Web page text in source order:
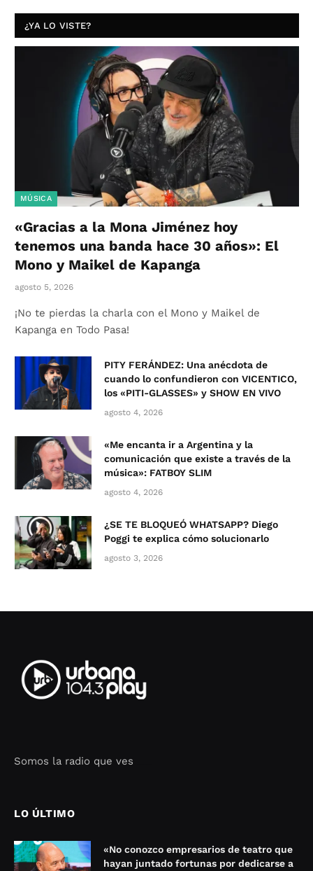
¿YA LO VISTE?
MÚSICA
«Gracias a la Mona Jiménez hoy
tenemos una banda hace 30 años»: El
Mono y Maikel de Kapanga
agosto 5, 2026
¡No te pierdas la charla con el Mono y Maikel de
Kapanga en Todo Pasa!
PITY FERÁNDEZ: Una anécdota de
cuando lo confundieron con VICENTICO,
los «PITI-GLASSES» y SHOW EN VIVO
agosto 4, 2026
«Me encanta ir a Argentina y la
comunicación que existe a través de la
música»: FATBOY SLIM
agosto 4, 2026
¿SE TE BLOQUEÓ WHATSAPP? Diego
Poggi te explica cómo solucionarlo
agosto 3, 2026
Somos la radio que ves
LO ÚLTIMO
«No conozco empresarios de teatro que
hayan juntado fortunas por dedicarse a